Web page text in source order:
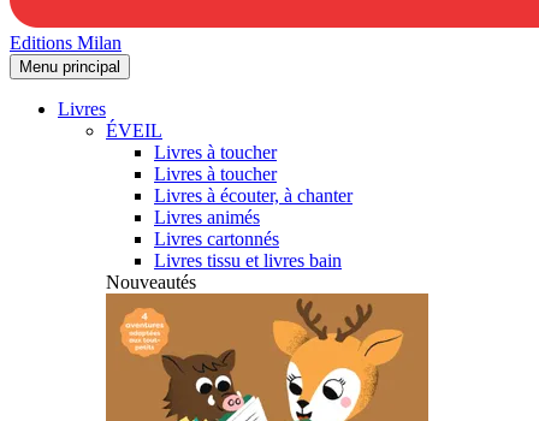
Editions Milan
Menu principal
Livres
ÉVEIL
Livres à toucher
Livres à toucher
Livres à écouter, à chanter
Livres animés
Livres cartonnés
Livres tissu et livres bain
Nouveautés